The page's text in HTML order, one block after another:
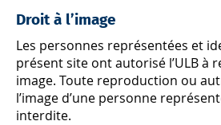
Droit à l’image
Les personnes représentées et
présent site ont autorisé l’ULB à
image. Toute reproduction ou
l’image d’une personne
interdite.